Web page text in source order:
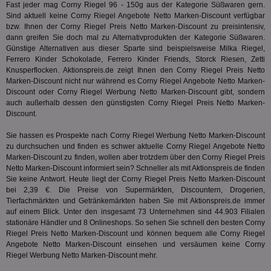
Fast jeder mag Corny Riegel 96 - 150g aus der Kategorie Süßwaren gern.
Sind aktuell keine Corny Riegel Angebote Netto Marken-Discount verfügbar
bzw. Ihnen der Corny Riegel Preis Netto Marken-Discount zu preisintensiv,
dann greifen Sie doch mal zu Alternativprodukten der Kategorie Süßwaren.
Günstige Alternativen aus dieser Sparte sind beispielsweise Milka Riegel,
Ferrero Kinder Schokolade, Ferrero Kinder Friends, Storck Riesen, Zetti
Knusperflocken. Aktionspreis.de zeigt Ihnen den Corny Riegel Preis Netto
Marken-Discount nicht nur während es Corny Riegel Angebote Netto Marken-
Discount oder Corny Riegel Werbung Netto Marken-Discount gibt, sondern
auch außerhalb dessen den günstigsten Corny Riegel Preis Netto Marken-
Discount.
Sie hassen es Prospekte nach Corny Riegel Werbung Netto Marken-Discount
zu durchsuchen und finden es schwer aktuelle Corny Riegel Angebote Netto
Marken-Discount zu finden, wollen aber trotzdem über den Corny Riegel Preis
Netto Marken-Discount informiert sein? Schneller als mit Aktionspreis.de finden
Sie keine Antwort. Heute liegt der Corny Riegel Preis Netto Marken-Discount
bei 2,39 €. Die Preise von Supermärkten, Discountern, Drogerien,
Tierfachmärkten und Getränkemärkten haben Sie mit Aktionspreis.de immer
auf einem Blick. Unter den insgesamt 73 Unternehmen sind 44.903 Filialen
stationäre Händler und 8 Onlineshops. So sehen Sie schnell den besten Corny
Riegel Preis Netto Marken-Discount und können bequem alle Corny Riegel
Angebote Netto Marken-Discount einsehen und versäumen keine Corny
Riegel Werbung Netto Marken-Discount mehr.
demdex
Adobe Inc.
.demdex.net
6 Monate
matchfreewheel
.w55c.net 1 Monat